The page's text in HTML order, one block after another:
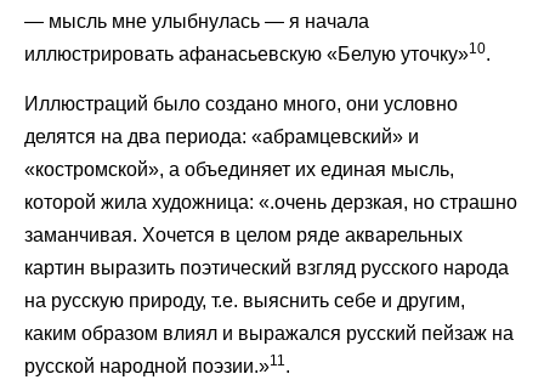
— мысль мне улыбнулась — я начала
иллюстрировать афанасьевскую «Белую уточку»10.
Иллюстраций было создано много, они условно
делятся на два периода: «абрамцевский» и
«костромской», а объединяет их единая мысль,
которой жила художница: «.очень дерзкая, но страшно
заманчивая. Хочется в целом ряде акварельных
картин выразить поэтический взгляд русского народа
на русскую природу, т.е. выяснить себе и другим,
каким образом влиял и выражался русский пейзаж на
русской народной поэзии.»11.